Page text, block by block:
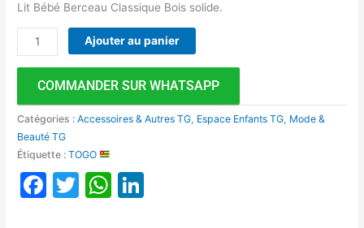
Lit Bébé Berceau Classique Bois solide.
Ajouter au panier
COMMANDER SUR WHATSAPP
Catégories :Accessoires & Autres TG Espace Enfants TG Mode &
Beauté TG
Étiquette :TOGO
Facebook
TwitterWhatsApp